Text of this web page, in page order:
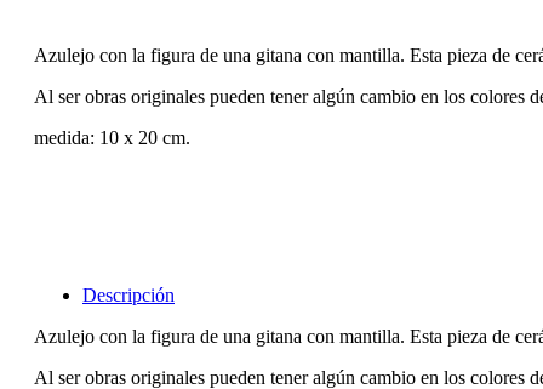
Azulejo con la figura de una gitana con mantilla. Esta pieza de
Al ser obras originales pueden tener algún cambio en los colores
medida: 10 x 20 cm.
Descripción
Azulejo con la figura de una gitana con mantilla. Esta pieza de
Al ser obras originales pueden tener algún cambio en los colores